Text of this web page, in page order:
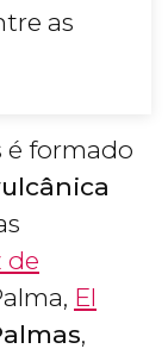
as
é formado
de
El
,